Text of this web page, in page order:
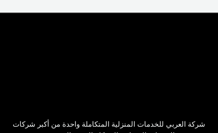
شركة العربي للخدمات المنزلية المتكاملة واحدة من أكبر شركات